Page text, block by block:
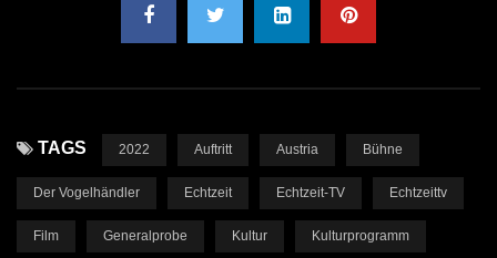
TAGS 2022 Auftritt Austria Bühne
Der Vogelhändler Echtzeit Echtzeit-TV Echtzeittv
Film Generalprobe Kultur Kulturprogramm